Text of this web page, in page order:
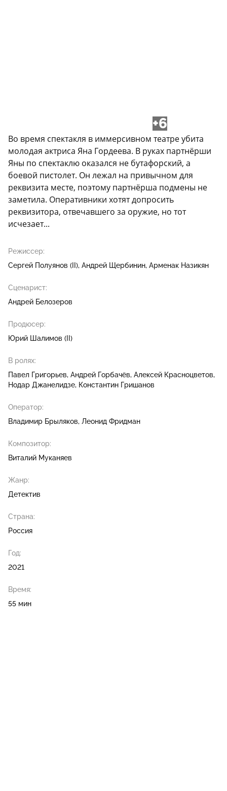
+6
Во время спектакля в иммерсивном театре убита
молодая актриса Яна Гордеева. В руках партнёрши
Яны по спектаклю оказался не бутафорский, а
боевой пистолет. Он лежал на привычном для
реквизита месте, поэтому партнёрша подмены не
заметила. Оперативники хотят допросить
реквизитора, отвечавшего за оружие, но тот
исчезает...
Режиссер:
Сергей Полуянов (II) Андрей Щербинин Арменак Назикян
Сценарист:
Андрей Белозеров
Продюсер:
Юрий Шалимов (II)
В ролях:
Павел Григорьев Андрей Горбачёв Алексей Красноцветов
Нодар Джанелидзе Константин Гришанов
Оператор:
Владимир Брыляков Леонид Фридман
Композитор:
Виталий Муканяев
Жанр:
Детектив
Страна:
Россия
Год:
2021
Время:
55 мин